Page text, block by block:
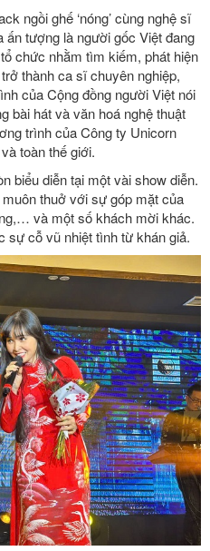
ngồi ghế ‘nóng’ cùng nghệ sĩ
tượng là người gốc Việt đang
chức nhằm tìm kiếm, phát hiện
thành ca sĩ chuyên nghiệp,
của Cộng đồng người Việt nói
bài hát và văn hoá nghệ thuật
trình của Công ty Unicorn
toàn thế giới.
biểu diễn tại một vài show diễn.
thuở với sự góp mặt của
và một số khách mời khác.
sự cỗ vũ nhiệt tình từ khán giả.